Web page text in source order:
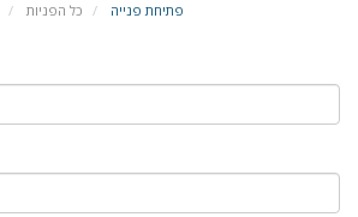
כל הפניות פתיחת פנייה